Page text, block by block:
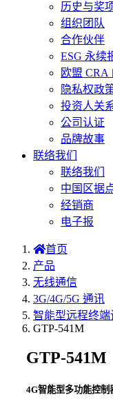
历史与奖
组织团队
合作伙伴
ESG 永续
欧盟 CRA
隐私权政
投资人关
公司认证
品牌故事
联络我们
联络我们
中国区据
经销商
电子报
首页
产品
无线通信
3G/4G/5G 通讯
智能型远程终端
GTP-541M
GTP-541M
4G智能型多功能控